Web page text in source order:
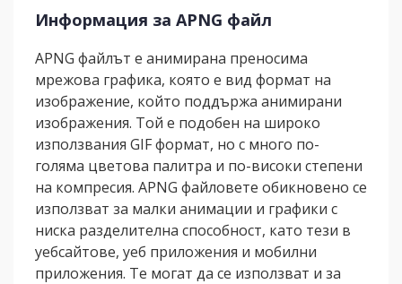
Информация за APNG файл
APNG файлът е анимирана преносима
мрежова графика, която е вид формат на
изображение, който поддържа анимирани
изображения. Той е подобен на широко
използвания GIF формат, но с много по-
голяма цветова палитра и по-високи степени
на компресия. APNG файловете обикновено се
използват за малки анимации и графики с
ниска разделителна способност, като тези в
уебсайтове, уеб приложения и мобилни
приложения. Те могат да се използват и за